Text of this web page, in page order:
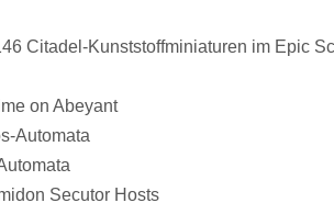
Citadel-Kunststoffminiaturen im Epic
on Abeyant
Automata
Secutor Hosts